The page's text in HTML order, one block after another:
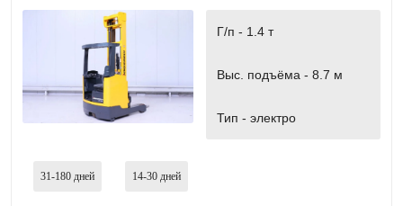
Г/п - 1.4 т
Выс. подъёма - 8.7 м
Тип - электро
31-180 дней 14-30 дней